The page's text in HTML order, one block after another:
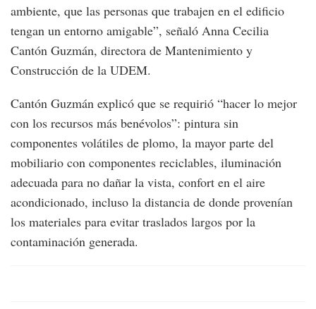
ambiente, que las personas que trabajen en el edificio
tengan un entorno amigable”, señaló Anna Cecilia
Cantón Guzmán, directora de Mantenimiento y
Construcción de la UDEM.
Cantón Guzmán explicó que se requirió “hacer lo mejor
con los recursos más benévolos”: pintura sin
componentes volátiles de plomo, la mayor parte del
mobiliario con componentes reciclables, iluminación
adecuada para no dañar la vista, confort en el aire
acondicionado, incluso la distancia de donde provenían
los materiales para evitar traslados largos por la
contaminación generada.